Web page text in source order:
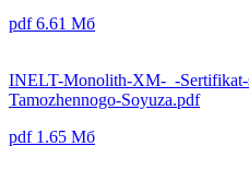
pdf 6.61 Мб
INELT-Monolith-XM-_-Sertifikat-
Tamozhennogo-Soyuza.pdf
pdf 1.65 Мб